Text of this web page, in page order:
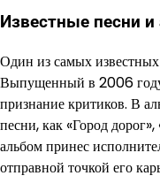
Известные песни
Один из самых
Выпущенный в 2006
признание критиков. В
песни, как «Город
альбом принес
отправной точкой его